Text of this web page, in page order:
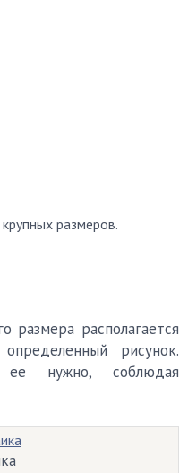
размеров.
размера располагается
рисунок.
нужно, соблюдая